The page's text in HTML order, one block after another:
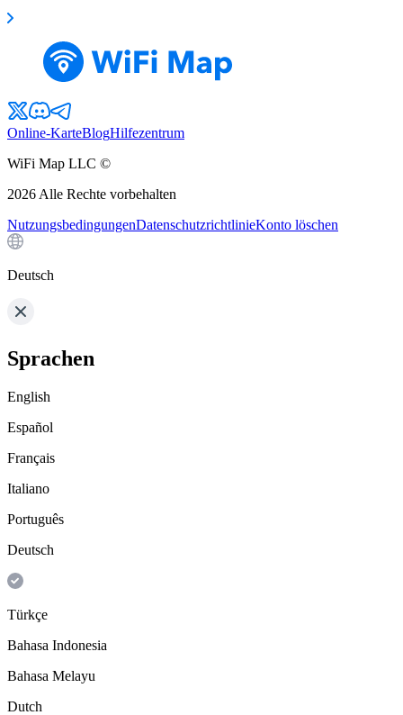
Online-KarteBlogHilfezentrum
WiFi Map LLC ©
2026 Alle Rechte vorbehalten
NutzungsbedingungenDatenschutzrichtlinieKonto löschen
Deutsch
Sprachen
English
Español
Français
Italiano
Português
Deutsch
Türkçe
Bahasa Indonesia
Bahasa Melayu
Dutch